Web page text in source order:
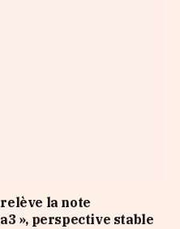
la note
», perspective stable